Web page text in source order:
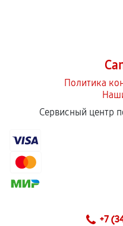
Политика
Сервисный центр
+7